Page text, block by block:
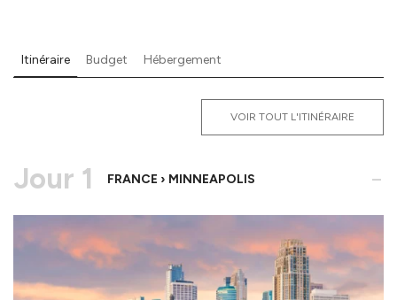
Itinéraire Budget Hébergement
VOIR TOUT L'ITINÉRAIRE
Jour 1 FRANCE › MINNEAPOLIS -